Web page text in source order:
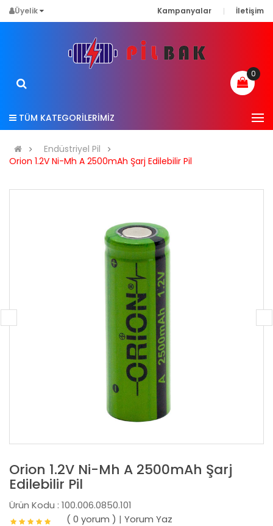
Üyelik Kampanyalar İletişim
0
TÜM KATEGORİLERİMİZ
Endüstriyel Pil
Orion 1.2V Ni-Mh A 2500mAh Şarj Edilebilir Pil
Orion 1.2V Ni-Mh A 2500mAh Şarj
Edilebilir Pil
Ürün Kodu : 100.006.0850.101
( 0 yorum ) | Yorum Yaz